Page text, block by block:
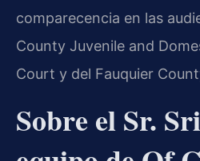
comparecencia en las
County Juvenile and
Court y del Fauquier
Sobre el Sr.